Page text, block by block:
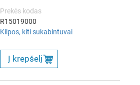
Prekės kodas
R15019000
Kilpos, kiti sukabintuvai
Į krepšelį